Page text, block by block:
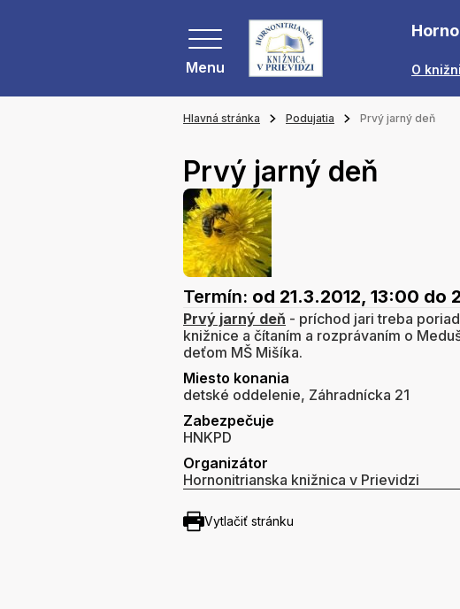
Menu O
Hlavná stránka Podujatia Prvý jarný deň
Prvý jarný deň
Termín: od 21.3.2012, 13:00 do
Prvý jarný deň - príchod jari treba
knižnice a čítaním a rozprávaním o
deťom MŠ Mišíka.
Miesto konania
detské oddelenie, Záhradnícka 21
Zabezpečuje
HNKPD
Organizátor
Hornonitrianska knižnica v Prievidzi
Vytlačiť stránku